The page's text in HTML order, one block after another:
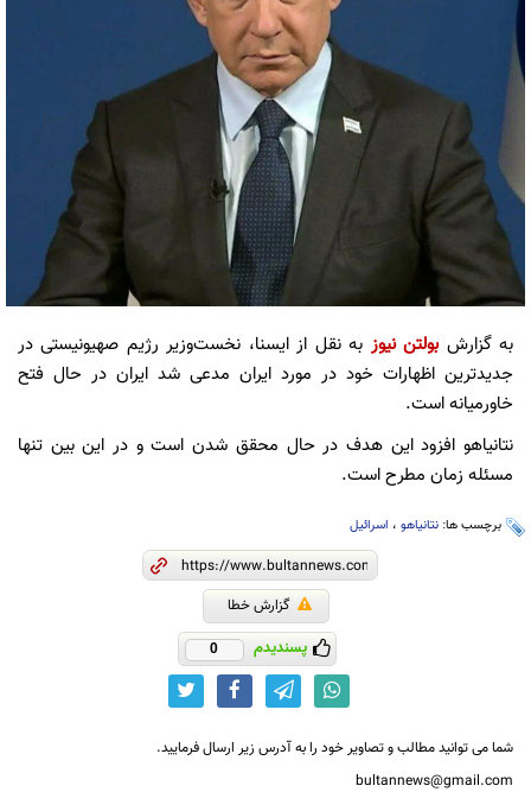
به گزارش بولتن نیوز به نقل از ایسنا، نخست‌وزیر رژیم صهیونیستی در
جدیدترین اظهارات خود در مورد ایران مدعی شد ایران در حال فتح
خاورمیانه است.
نتانیاهو افزود این هدف در حال محقق شدن است و در این بین تنها
مسئله زمان مطرح است.
برچسب ها: نتانیاهو ، اسرائیل
گزارش خطا
پسندیدم 0
شما می توانید مطالب و تصاویر خود را به آدرس زیر ارسال فرمایید.
bultannews@gmail.com